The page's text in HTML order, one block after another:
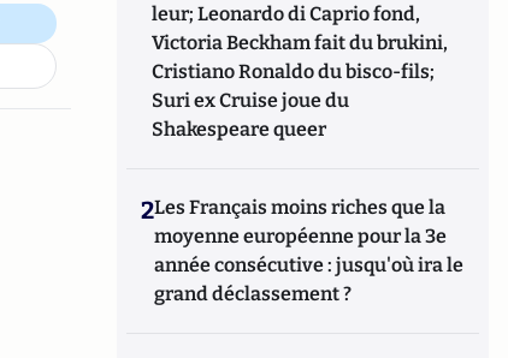
leur; Leonardo di Caprio fond,
Victoria Beckham fait du brukini,
Cristiano Ronaldo du bisco-fils;
Suri ex Cruise joue du
Shakespeare queer
2Les Français moins riches que la
moyenne européenne pour la 3e
année consécutive : jusqu'où ira le
grand déclassement ?